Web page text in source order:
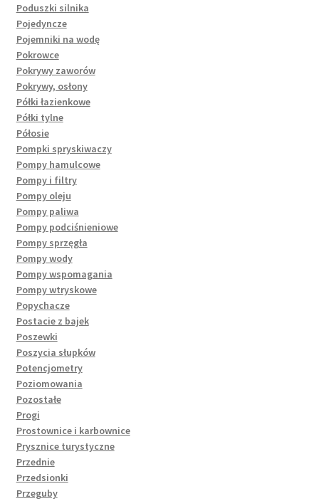
Poduszki silnika
Pojedyncze
Pojemniki na wodę
Pokrowce
Pokrywy zaworów
Pokrywy, osłony
Półki łazienkowe
Półki tylne
Półosie
Pompki spryskiwaczy
Pompy hamulcowe
Pompy i filtry
Pompy oleju
Pompy paliwa
Pompy podciśnieniowe
Pompy sprzęgła
Pompy wody
Pompy wspomagania
Pompy wtryskowe
Popychacze
Postacie z bajek
Poszewki
Poszycia słupków
Potencjometry
Poziomowania
Pozostałe
Progi
Prostownice i karbownice
Prysznice turystyczne
Przednie
Przedsionki
Przeguby